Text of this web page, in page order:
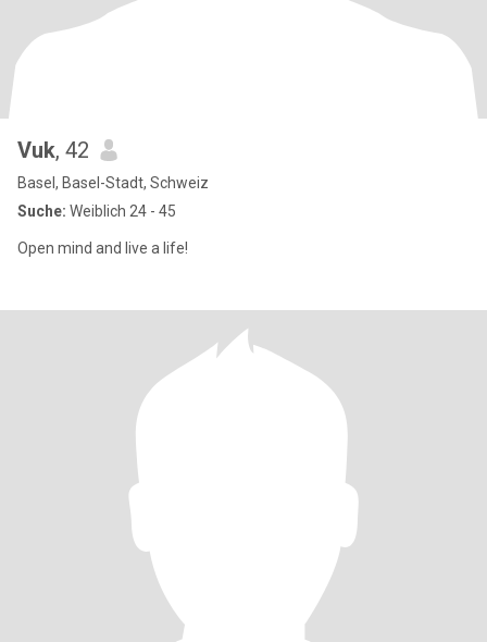
Vuk, 42
Basel, Basel-Stadt, Schweiz
Suche: Weiblich 24 - 45
Open mind and live a life!